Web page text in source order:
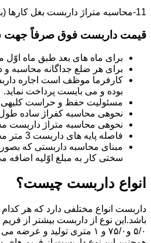
11-محاسبه متراژ داربست بغل کارها (بام های مجاور)از کف زمین محاسبه می گردد.
قیمت داربست فوق صرفاً جهت شهر تهران می باشند و تا 20 کیلومتر
برای ماه های بعد طبق ماه اوّل
برای هر ضلع جداگانه محاسبه
کارفرما موظف است اجاره
بوده و می بایست پرداخت نماید.
مسئولیت حفظ و حراست کلیه­ی
نحوه­ی محاسبه کفراژ ساده
نحوه­ی محاسبه متراژ
فاصله پایه های داربست 3 متر محاسبه می گردد ولو آنکه به دلایلی کمتر از سه متر نصب گردد.
سختی کار به مبلغ اوّلیه اضافه
انواع داربست چیست؟
داربست انواع مختلفی دارد که هر
باشد.این نوع از داربست بیشتر از
۵/۰ و۷۵/۰ و ۱ متری تولید